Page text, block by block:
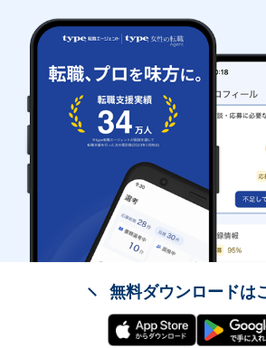
無料ダウンロードは